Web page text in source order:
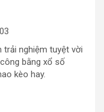
trải nghiệm tuyệt vời
bằng xổ số
kèo hay.